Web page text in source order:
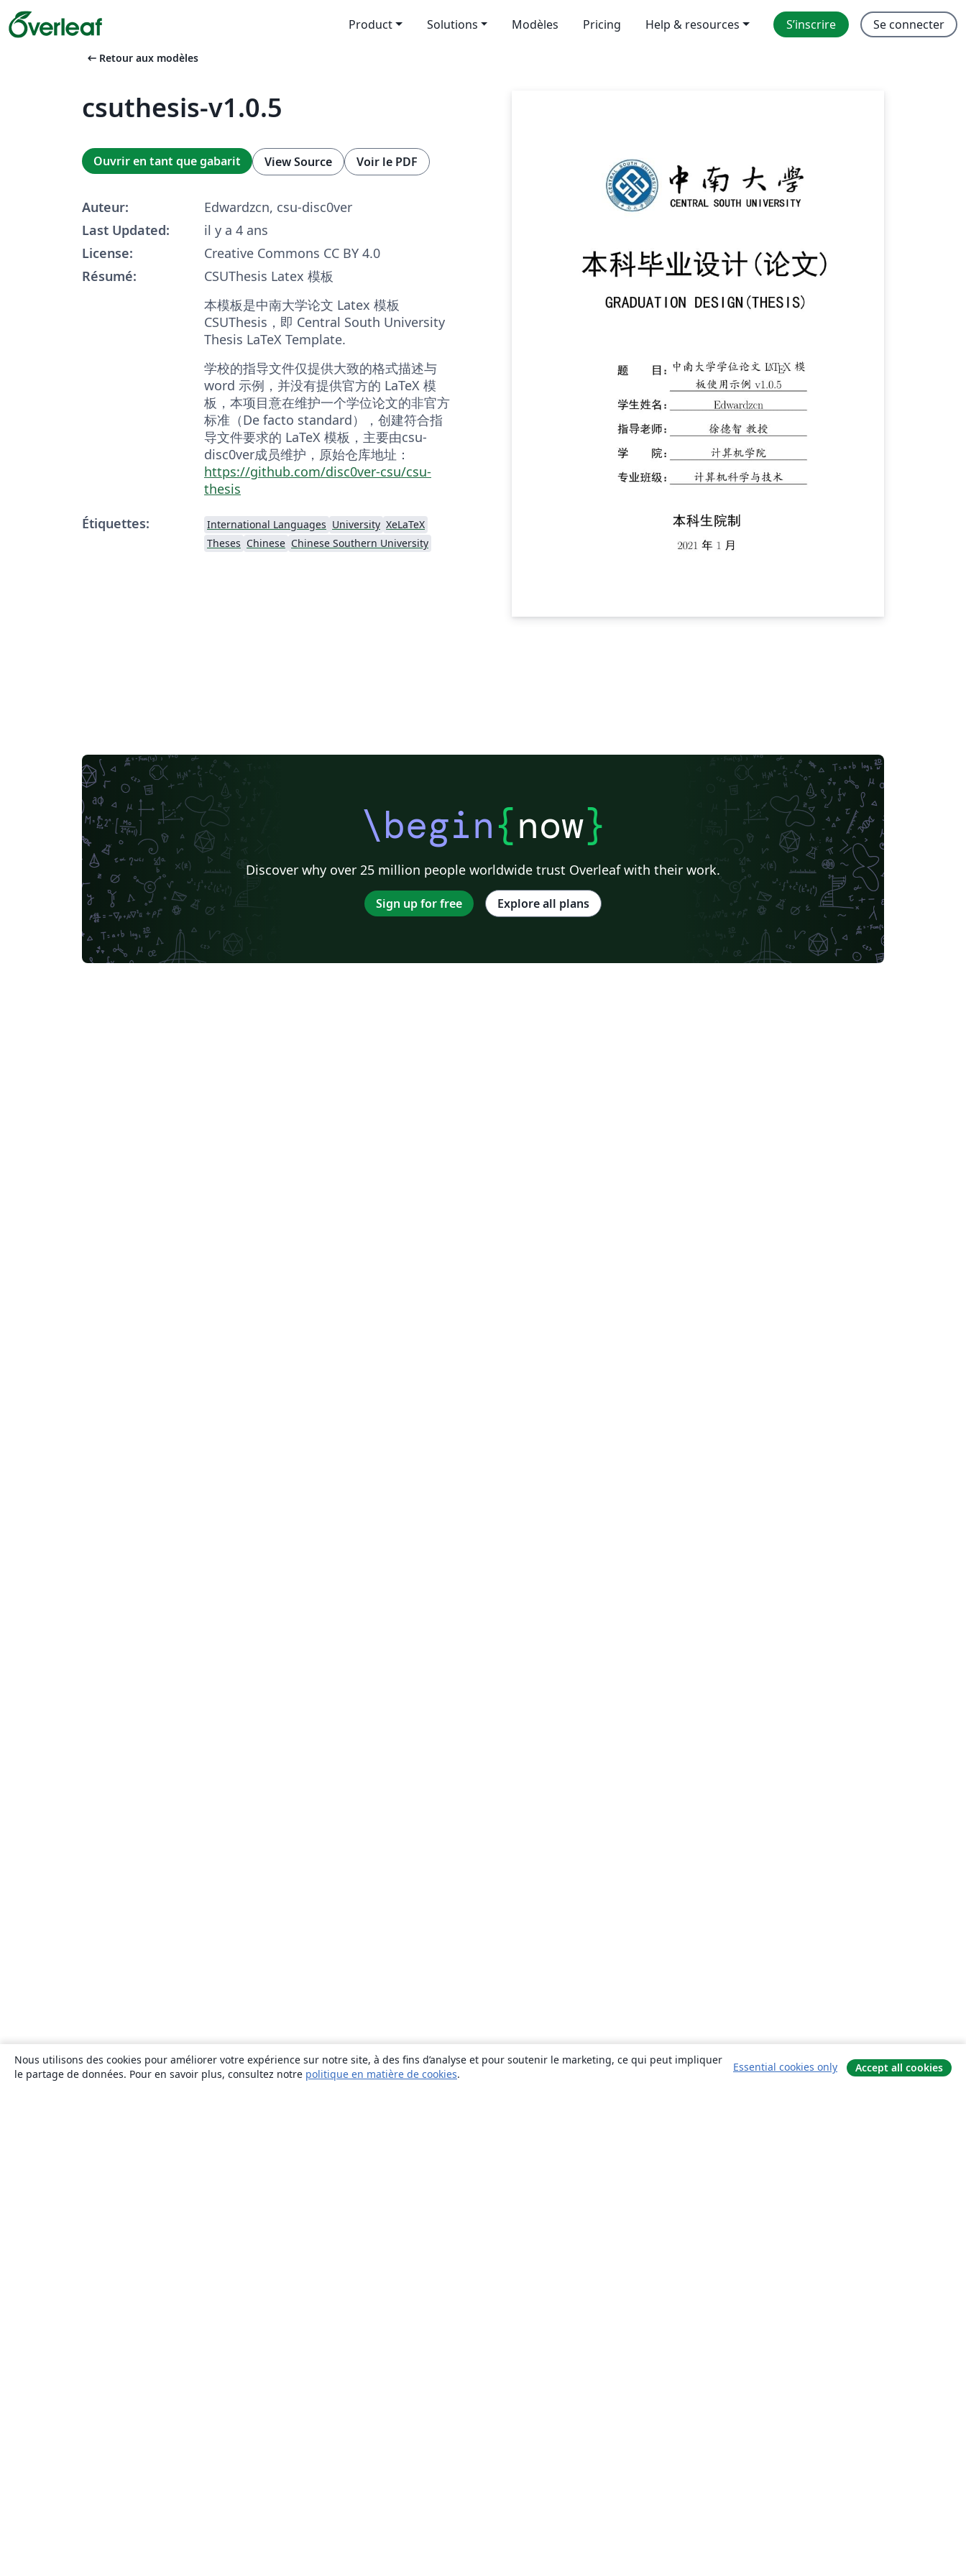
Product Solutions Modèles Pricing Help & resources S’inscrire Se connecter
arrow_left_alt Retour aux modèles
csuthesis-v1.0.5
Ouvrir en tant que gabarit View Source Voir le PDF
Auteur:
Edwardzcn, csu-disc0ver
Last Updated:
il y a 4 ans
License:
Creative Commons CC BY 4.0
Résumé:
CSUThesis Latex 模板
本模板是中南大学论文 Latex 模板
CSUThesis，即 Central South University
Thesis LaTeX Template.
学校的指导文件仅提供大致的格式描述与
word 示例，并没有提供官方的 LaTeX 模
板，本项目意在维护一个学位论文的非官方
标准（De facto standard），创建符合指
导文件要求的 LaTeX 模板，主要由csu-
disc0ver成员维护，原始仓库地址：
https://github.com/disc0ver-csu/csu-
thesis
Étiquettes:
International Languages University XeLaTeX
Theses Chinese Chinese Southern University
\begin{now}
Discover why over 25 million people worldwide trust Overleaf with their work.
Sign up for free Explore all plans
Nous utilisons des cookies pour améliorer votre expérience sur notre site, à des fins d’analyse et pour soutenir le marketing, ce qui peut impliquer
le partage de données. Pour en savoir plus, consultez notre politique en matière de cookies.
Essential cookies only Accept all cookies